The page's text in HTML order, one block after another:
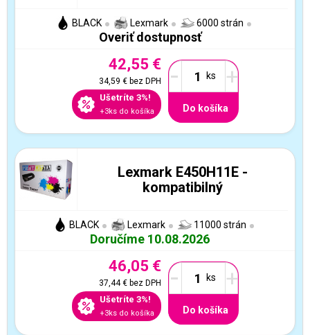
BLACK Lexmark 6000 strán
Overiť dostupnosť
42,55 €
34,59 €bez DPH
Ušetríte 3%!
+3ks do košíka
- +
Do košíka
Lexmark E450H11E -
kompatibilný
BLACK Lexmark 11000 strán
Doručíme 10.08.2026
46,05 €
37,44 €bez DPH
Ušetríte 3%!
+3ks do košíka
- +
Do košíka